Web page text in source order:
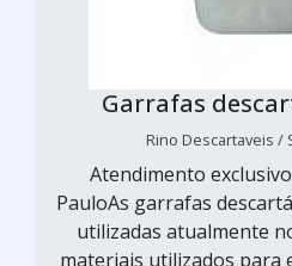
Garrafas
Rino Descartaveis /
Atendimento
PauloAs garrafas
utilizadas atualmente
materiais utilizados para